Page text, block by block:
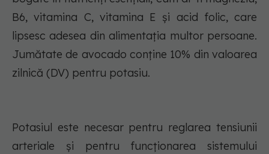
B6, vitamina C, vitamina E și acid folic, care
lipsesc adesea din alimentația multor persoane.
Jumătate de avocado conține 10% din valoarea
zilnică (DV) pentru potasiu.
Potasiul este necesar pentru reglarea tensiunii
arteriale și pentru funcționarea sistemului